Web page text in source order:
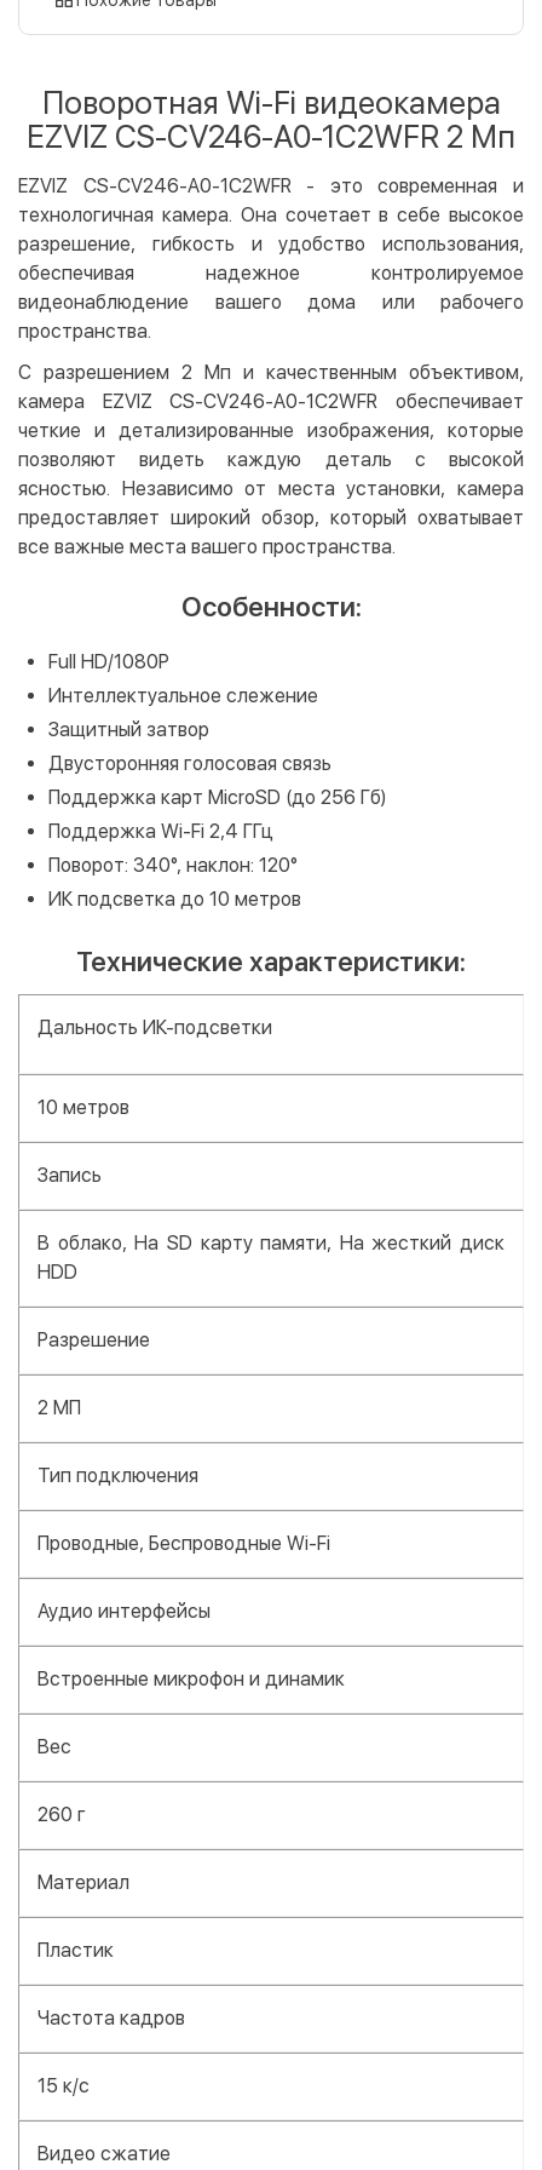
LiqPay
Apple Pay
Google Pay
Безналичный расчет
Оплата на карту юр.лица
Оплата на счет юр.лица
Бесплатно
Кредит
Мгновенная рассрочка (Приватбанк)
Оплата частями (Приватбанк)
Покупка частями (Монобанк)
Поворотная Wi-Fi видеокамера
EZVIZ CS-CV246-A0-1C2WFR 2 Мп
EZVIZ CS-CV246-A0-1C2WFR - это современная и
технологичная камера. Она сочетает в себе высокое
разрешение, гибкость и удобство использования,
обеспечивая надежное контролируемое
видеонаблюдение вашего дома или рабочего
пространства.
С разрешением 2 Мп и качественным объективом,
камера EZVIZ CS-CV246-A0-1C2WFR обеспечивает
четкие и детализированные изображения, которые
позволяют видеть каждую деталь с высокой
ясностью. Независимо от места установки, камера
предоставляет широкий обзор, который охватывает
все важные места вашего пространства.
Особенности:
Full HD/1080P
Интеллектуальное слежение
Защитный затвор
Двусторонняя голосовая связь
Поддержка карт MicroSD (до 256 Гб)
Поддержка Wi-Fi 2,4 ГГц
Поворот: 340°, наклон: 120°
ИК подсветка до 10 метров
Технические характеристики:
Дальность ИК-подсветки
10 метров
Запись
В облако, На SD карту памяти, На жесткий диск
HDD
Разрешение
2 МП
Тип подключения
Проводные, Беспроводные Wi-Fi
Аудио интерфейсы
Встроенные микрофон и динамик
Вес
260 г
Материал
Пластик
Частота кадров
15 к/с
Видео сжатие